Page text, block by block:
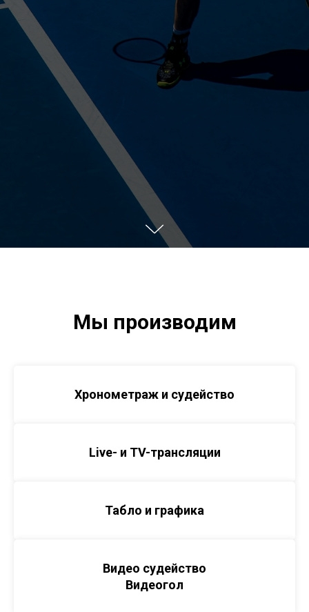
Мы производим
Хронометраж и судейство
Live- и TV-трансляции
Табло и графика
Видео судейство
Видеогол